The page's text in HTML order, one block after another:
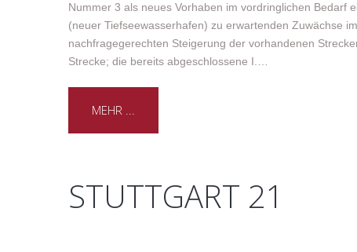
Nummer 3 als neues Vorhaben im vordringlichen Bedarf
(neuer Tiefseewasserhafen) zu erwartenden Zuwächse
nachfragegerechten Steigerung der vorhandenen
Strecke; die bereits abgeschlossene I.…
MEHR ...
STUTTGART 21